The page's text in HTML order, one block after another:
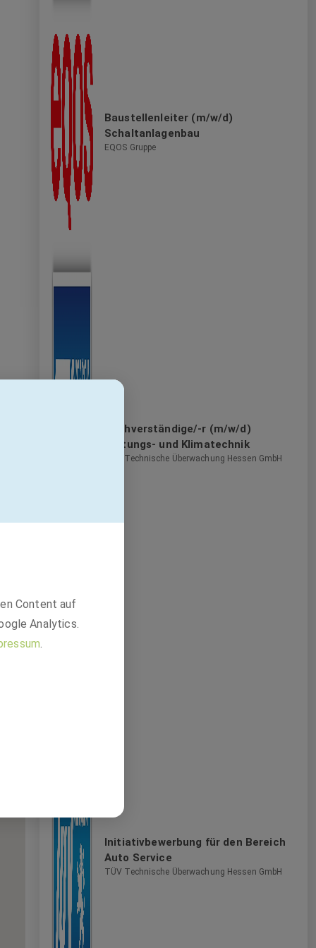
Baustellenleiter (m/w/d)
Schaltanlagenbau
EQOS Gruppe
Sachverständige/-r (m/w/d)
Lüftungs- und Klimatechnik
TÜV Technische Überwachung Hessen GmbH
Initiativbewerbung für den Bereich
Auto Service
TÜV Technische Überwachung Hessen GmbH
Content auf
Analytics.
.